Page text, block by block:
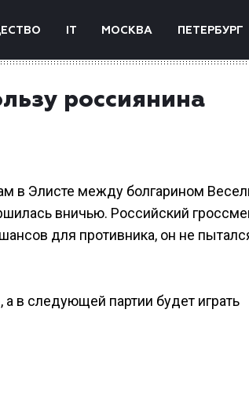
IT МОСКВА ПЕТЕРБУРГ
россиянина
в Элисте между болгарином
вничью. Российский
для противника, он не
в следующей партии будет играть